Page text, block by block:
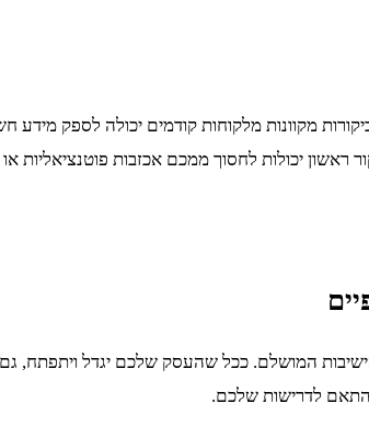
מקוונות מלקוחות קודמים יכולה לספק מידע
יכולות לחסוך ממכם אכזבות פוטנציאליות או
המושלם. ככל שהעסק שלכם יגדל ויתפתח, גם
לדרישות שלכם.